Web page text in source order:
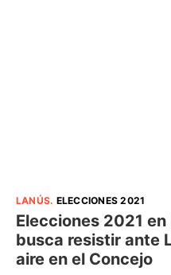
LANÚS. ELECCIONES 2021
Elecciones 2021
busca resistir ante
aire en el Concejo